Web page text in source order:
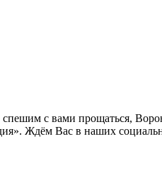
с вами прощаться,
Ждём Вас в наших